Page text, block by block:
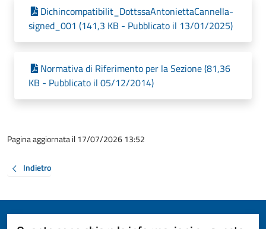
Dichincompatibilit_DottssaAntoniettaCannella-
signed_001 (141,3 KB - Pubblicato il 13/01/2025)
Normativa di Riferimento per la Sezione (81,36
KB - Pubblicato il 05/12/2014)
Pagina aggiornata il 17/07/2026 13:52
Indietro